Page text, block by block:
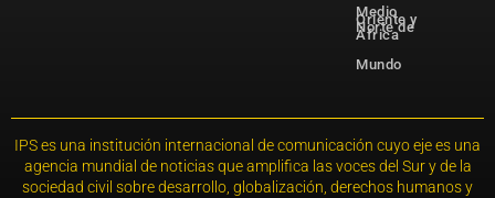
Medio
Oriente y
Norte de
África
Mundo
IPS es una institución internacional de comunicación cuyo eje es una
agencia mundial de noticias que amplifica las voces del Sur y de la
sociedad civil sobre desarrollo, globalización, derechos humanos y